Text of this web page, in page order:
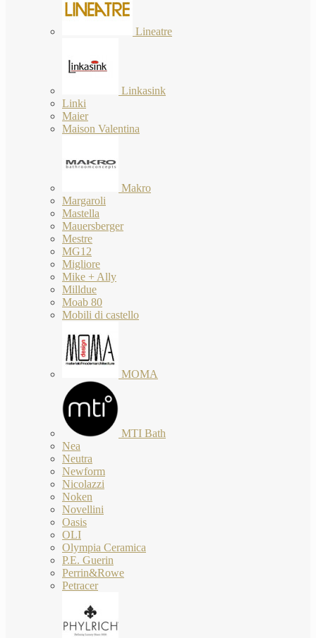
Lineatre
Linkasink
Linki
Maier
Maison Valentina
Makro
Margaroli
Mastella
Mauersberger
Mestre
MG12
Migliore
Mike + Ally
Milldue
Moab 80
Mobili di castello
MOMA
MTI Bath
Nea
Neutra
Newform
Nicolazzi
Noken
Novellini
Oasis
OLI
Olympia Ceramica
P.E. Guerin
Perrin&Rowe
Petracer